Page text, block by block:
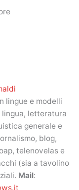
lingue e modelli
lingua, letteratura
generale e
blog,
telenovelas e
(sia a tavolino
Mail: